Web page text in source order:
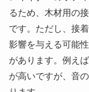
るため、木材用の
です。ただし、接
影響を与える可能
があります。例え
が高いですが、音